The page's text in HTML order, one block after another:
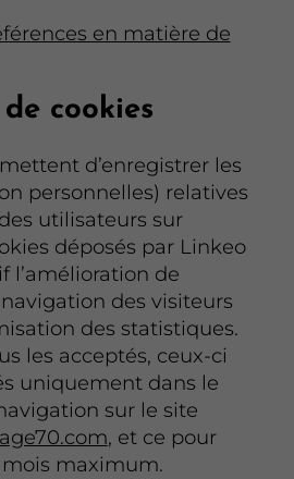
en matière de
cookies
d’enregistrer les
personnelles) relatives
utilisateurs sur
déposés par Linkeo
l’amélioration de
navigation des visiteurs
des statistiques.
les acceptés, ceux-ci
uniquement dans le
sur le site
, et ce pour
maximum.